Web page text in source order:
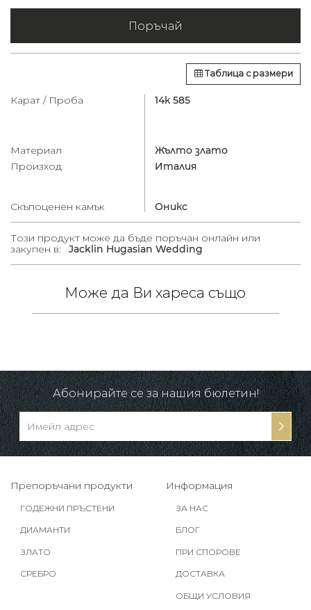
Поръчай
Таблица с размери
Карат / Проба 14к 585
Материал
Жълто злато
Произход
Италия
Скъпоценен камък Оникс
Този продукт може да бъде поръчан онлайн или
закупен в:
Jacklin Hugasian Wedding
Може да Ви хареса също
Абонирайте се за нашия бюлетин!
Препоръчани продукти
ГОДЕЖНИ ПРЪСТЕНИ
ДИАМАНТИ
ЗЛАТО
СРЕБРО
Информация
ЗА НАС
БЛОГ
ПРИ СПОРОВЕ
ДОСТАВКА
ОБЩИ УСЛОВИЯ